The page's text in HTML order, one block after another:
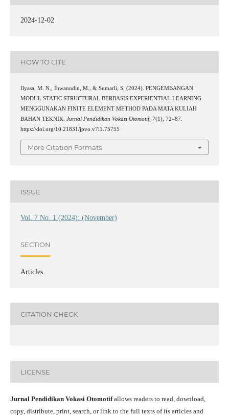
2024-12-02
HOW TO CITE
Ilyasa, M. N., Ihwanudin, M., & Sumarli, S. (2024). PENGEMBANGAN
MODUL STATIC STRUCTURAL BERBASIS EXPERIENTIAL LEARNING
MENGGUNAKAN FINITE ELEMENT METHOD PADA MATA KULIAH
BAHAN TEKNIK. Jurnal Pendidikan Vokasi Otomotif, 7(1), 72–87.
https://doi.org/10.21831/jpvo.v7i1.75755
More Citation Formats
ISSUE
Vol. 7 No. 1 (2024): (November)
SECTION
Articles
CITATION CHECK
LICENSE
Jurnal Pendidikan Vokasi Otomotifallows readers to read, download,
copy, distribute, print, search, or link to the full texts of its articles and